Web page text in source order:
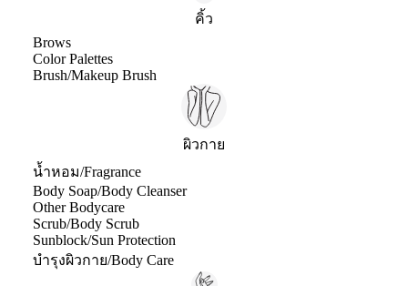
คิ้ว
Brows
Color Palettes
Brush/Makeup Brush
ผิวกาย
น้ำหอม/Fragrance
Body Soap/Body Cleanser
Other Bodycare
Scrub/Body Scrub
Sunblock/Sun Protection
บำรุงผิวกาย/Body Care